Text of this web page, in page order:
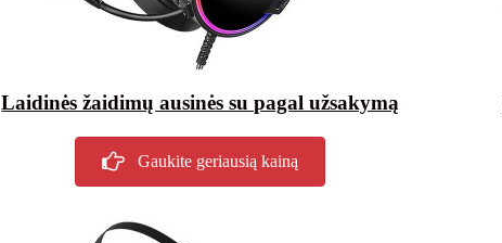
Laidinės žaidimų ausinės su pagal užsakymą
Gaukite geriausią kainą